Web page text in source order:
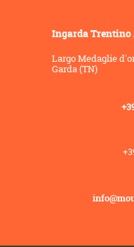
Ingarda Trentino
Largo Medaglie
Garda (TN)